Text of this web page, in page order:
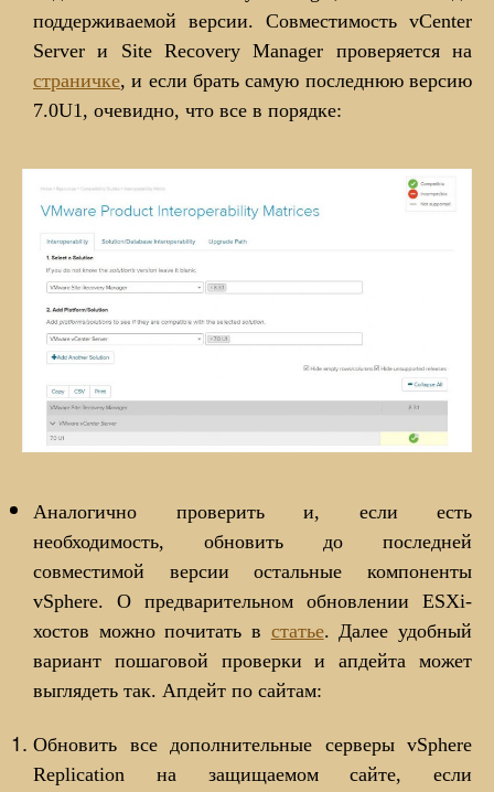
поддерживаемой версии. Совместимость vCenter
Server и Site Recovery Manager проверяется на
страничке, и если брать самую последнюю версию
7.0U1, очевидно, что все в порядке:
Аналогично проверить и, если есть
необходимость, обновить до последней
совместимой версии остальные компоненты
vSphere. О предварительном обновлении ESXi-
хостов можно почитать в статье. Далее удобный
вариант пошаговой проверки и апдейта может
выглядеть так. Апдейт по сайтам:
Обновить все дополнительные серверы vSphere
Replication на защищаемом сайте, если